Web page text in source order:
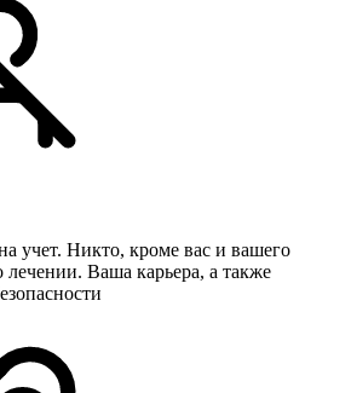
учет. Никто, кроме вас и вашего
лечении. Ваша карьера, а также